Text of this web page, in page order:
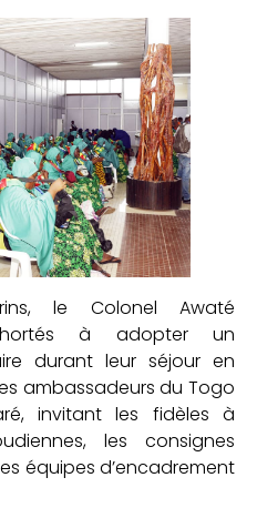
le Colonel Awaté
à adopter un
durant leur séjour en
ambassadeurs du Togo
invitant les fidèles à
les consignes
équipes d’encadrement